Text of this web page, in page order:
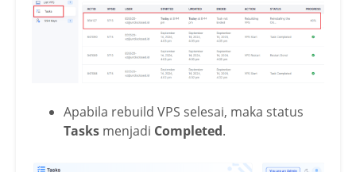
Apabila rebuild VPS selesai, maka status
Tasks menjadi Completed.